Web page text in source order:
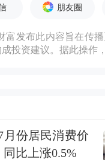
酸铁锂储能订
言，“全球
路线
线改造为储能
朋友圈
富发布此内容旨在传
投资建议。据此操作
月份居民消费价
比上涨0.5%